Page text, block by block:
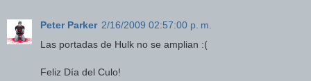
Peter Parker 2/16/2009 02:57:00 p. m.
Las portadas de Hulk no se amplian :(
Feliz Día del Culo!